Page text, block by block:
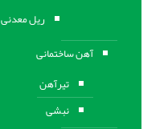
ریل معدنی
آهن ساختمانی
تیرآهن
نبشی